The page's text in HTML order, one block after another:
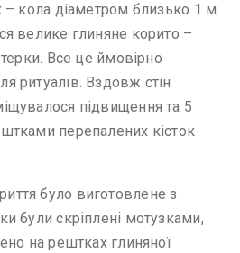
– кола діаметром близько 1 м.
велике глиняне корито –
Все це ймовірно
ритуалів. Вздовж стін
підвищення та 5
перепалених кісток
було виготовлене з
були скріплені мотузками,
на рештках глиняної